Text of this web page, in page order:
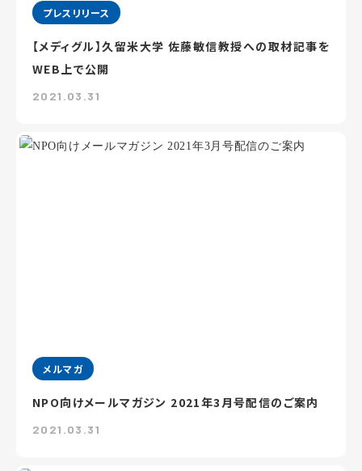
プレスリリース
【メディグル】久留米大学 佐藤敏信教授への取材記事を
WEB上で公開
2021.03.31
メルマガ
NPO向けメールマガジン 2021年3月号配信のご案内
2021.03.31